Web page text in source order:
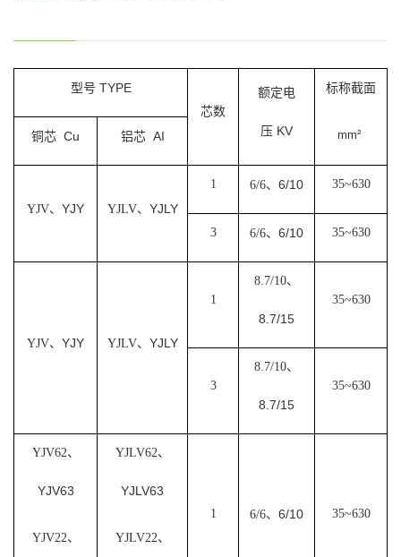
型号 TYPE
芯数
额定电
压 KV
标称截面
mm²
铜芯 Cu 铝芯 AI
YJV、 YJY YJLV、 YJLY
1 6/6、 6/10 35~630
3 6/6、 6/10 35~630
YJV、 YJY YJLV、 YJLY
1
8.7/10、
8.7/15
35~630
3
8.7/10、
8.7/15
35~630
YJV62、
YJV63
YJV22、
YJLV62、
YJLV63
YJLV22、
1 6/6、 6/10 35~630